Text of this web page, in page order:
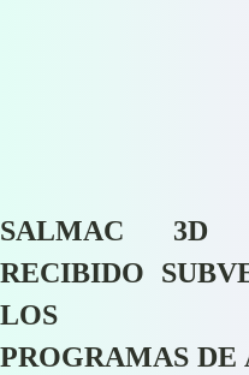
SALMAC 3D
RECIBIDO
LOS
PROGRAMAS DE